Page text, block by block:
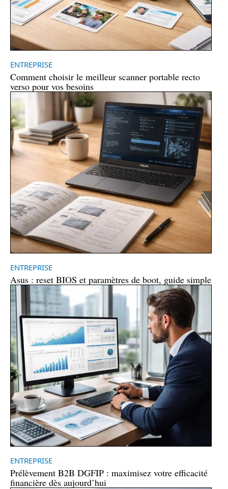
ENTREPRISE
Comment choisir le meilleur scanner portable recto
verso pour vos besoins
ENTREPRISE
Asus : reset BIOS et paramètres de boot, guide simple
ENTREPRISE
Prélèvement B2B DGFIP : maximisez votre efficacité
financière dès aujourd’hui